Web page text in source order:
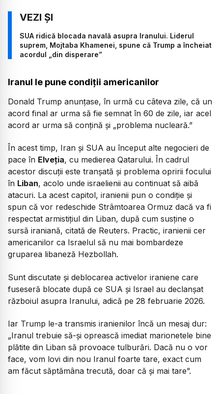
SUA ridică blocada navală asupra Iranului. Liderul
suprem, Mojtaba Khamenei, spune că Trump a încheiat
acordul „din disperare”
Iranul le pune condiții americanilor
Donald Trump anunțase, în urmă cu câteva zile, că un
acord final ar urma să fie semnat în 60 de zile, iar acel
acord ar urma să conțină și „problema nucleară.”
În acest timp, Iran și SUA au început alte negocieri de
pace în Elveția, cu medierea Qatarului. În cadrul
acestor discuții este tranșată și problema opririi focului
în Liban, acolo unde israelienii au continuat să aibă
atacuri. La acest capitol, iranienii pun o condiție și
spun că vor redeschide Strâmtoarea Ormuz dacă va fi
respectat armistițiul din Liban, după cum susține o
sursă iraniană, citată de Reuters. Practic, iranienii cer
americanilor ca Israelul să nu mai bombardeze
gruparea libaneză Hezbollah.
Sunt discutate și deblocarea activelor iraniene care
fuseseră blocate după ce SUA și Israel au declanșat
războiul asupra Iranului, adică pe 28 februarie 2026.
Iar Trump le-a transmis iranienilor încă un mesaj dur:
„Iranul trebuie să-și oprească imediat marionetele bine
plătite din Liban să provoace tulburări. Dacă nu o vor
face, vom lovi din nou Iranul foarte tare, exact cum
am făcut săptămâna trecută, doar că și mai tare”.